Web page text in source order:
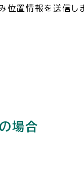
位置情報を送信し
場合